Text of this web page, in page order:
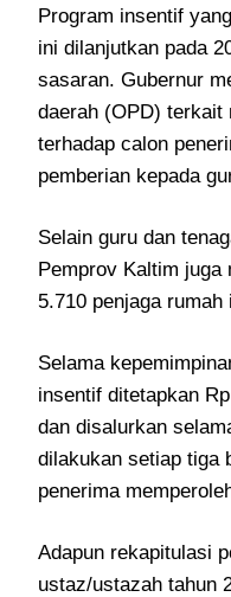
Program insentif
ini dilanjutkan pada
sasaran. Gubernur
daerah (OPD)
terhadap calon
pemberian kepada
Selain guru dan
Pemprov Kaltim juga
5.710 penjaga
Selama
insentif ditetapkan
dan disalurkan
dilakukan setiap tiga
penerima
Adapun rekapitulasi
ustaz/ustazah tahun